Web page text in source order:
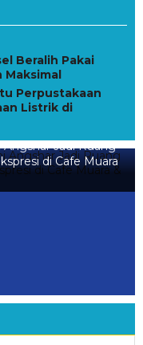
Beralih Pakai
Maksimal
Perpustakaan
Listrik di
Jadi Ruang
di Cafe Muara